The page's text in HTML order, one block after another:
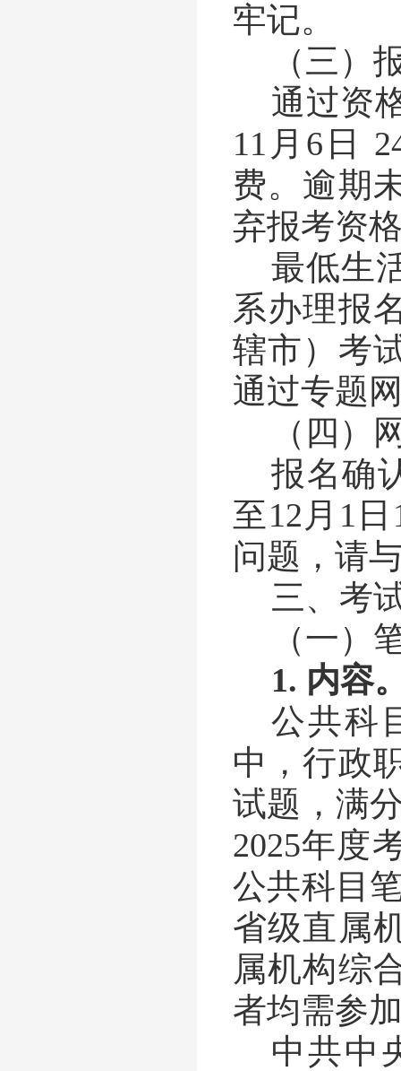
牢记。
（三）
通过资
11 月 6 日
费。逾期
弃报考资
最低生
系办理报
辖市）考
通过专题
（四）
报名确
至12 月 1 日
问题，请
三、考
（一）
1. 内容
公共科
中，行政
试题，满
2025年度
公共科目
省级直属
属机构综
者均需参
中共中